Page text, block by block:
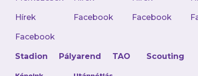
Hírek
Facebook
Facebook Facebook
Stadion Pályarend TAO Scouting
A találkozó első félidejének nagy része
gyűrték egymást a felek. A hajrára aztán
bravúrral védte, Croizet ismétlését pedig
mi is elpuskáztunk egy lehetőséget: